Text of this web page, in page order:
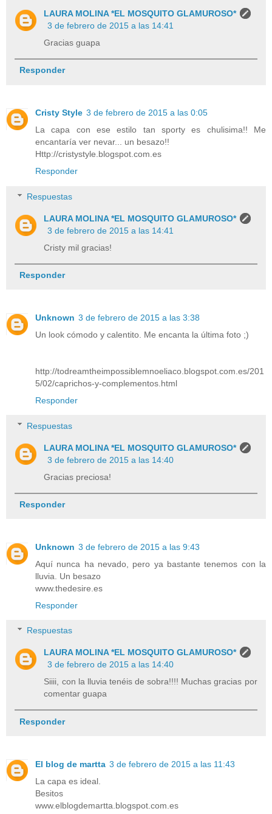
LAURA MOLINA *EL MOSQUITO GLAMUROSO*
3 de febrero de 2015 a las 14:41
Gracias guapa
Responder
Cristy Style 3 de febrero de 2015 a las 0:05
La capa con ese estilo tan sporty es chulisima!! Me
encantaría ver nevar... un besazo!!
Http://cristystyle.blogspot.com.es
Responder
Respuestas
LAURA MOLINA *EL MOSQUITO GLAMUROSO*
3 de febrero de 2015 a las 14:41
Cristy mil gracias!
Responder
Unknown 3 de febrero de 2015 a las 3:38
Un look cómodo y calentito. Me encanta la última foto ;)
http://todreamtheimpossiblemnoeliaco.blogspot.com.es/201
5/02/caprichos-y-complementos.html
Responder
Respuestas
LAURA MOLINA *EL MOSQUITO GLAMUROSO*
3 de febrero de 2015 a las 14:40
Gracias preciosa!
Responder
Unknown 3 de febrero de 2015 a las 9:43
Aquí nunca ha nevado, pero ya bastante tenemos con la
lluvia. Un besazo
www.thedesire.es
Responder
Respuestas
LAURA MOLINA *EL MOSQUITO GLAMUROSO*
3 de febrero de 2015 a las 14:40
Siiii, con la lluvia tenéis de sobra!!!! Muchas gracias por
comentar guapa
Responder
El blog de martta 3 de febrero de 2015 a las 11:43
La capa es ideal.
Besitos
www.elblogdemartta.blogspot.com.es